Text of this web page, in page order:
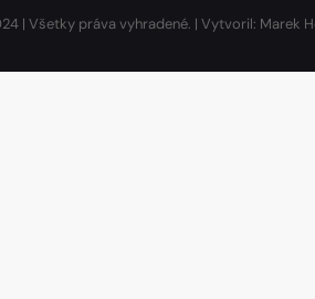
| Všetky práva vyhradené. | Vytvoril: Marek